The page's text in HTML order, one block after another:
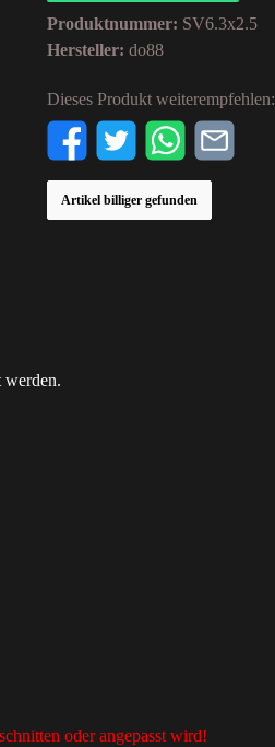
Produktnummer: SV6.3x2.5
Hersteller:do88
Dieses Produkt weiterempfehlen:
Artikel billiger gefunden
werden.
oder angepasst wird!